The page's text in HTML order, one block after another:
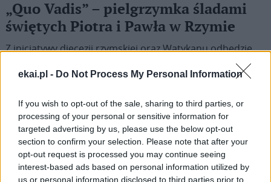
ekai.pl - Do Not Process My Personal Information
If you wish to opt-out of the sale, sharing to third parties, or
processing of your personal or sensitive information for
targeted advertising by us, please use the below opt-out
section to confirm your selection. Please note that after your
opt-out request is processed you may continue seeing
interest-based ads based on personal information utilized by
us or personal information disclosed to third parties prior to
„Quo Vadis” – pielgrzymka śladami
świętych Piotra i Pawła w Rzymie
Z inicjatywy diecezji rzymskiej oraz Watykanu odbędzie
się po raz trzeci pielgrzymka śladami świętych apostołów
w Rzymie. Wydarzenie, organizowane zostanie z okazji
nawiedzenia miejsc w Wiecznym Mieście związanych z
oboma apostołami.